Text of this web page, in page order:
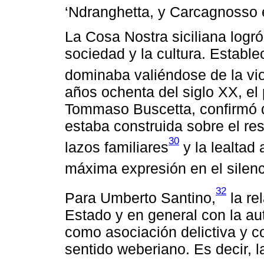
‘Ndranghetta, y
La Cosa Nostra siciliana
sociedad y la cultura.
dominaba valiéndose de la
años ochenta del siglo XX, el
Tommaso Buscetta,
estaba construida sobre el
lazos familiares30 y la lealtad
máxima expresión en el
Para Umberto Santino,32 la
Estado y en general con la
como asociación delictiva y
sentido weberiano. Es decir,